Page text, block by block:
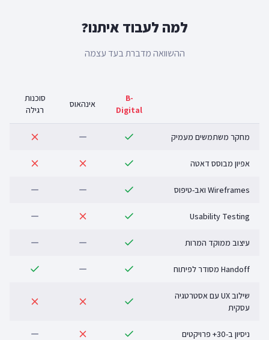
למה לעבוד איתנו?
ההשוואה מדברת בעד עצמה
B-
Digital
אינהאוס
סוכנות
רגילה
מחקר משתמשים מעמיק
אפיון מבוסס דאטה
Wireframes ואב-טיפוס
Usability Testing
עיצוב ממוקד המרות
Handoff מסודר לפיתוח
שילוב UX עם אסטרטגיה
עסקית
ניסיון ב-30+ פרויקטים